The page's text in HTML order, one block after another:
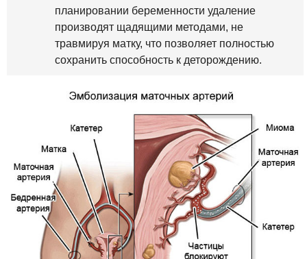
планировании беременности удаление
производят щадящими методами, не
травмируя матку, что позволяет полностью
сохранить способность к деторождению.